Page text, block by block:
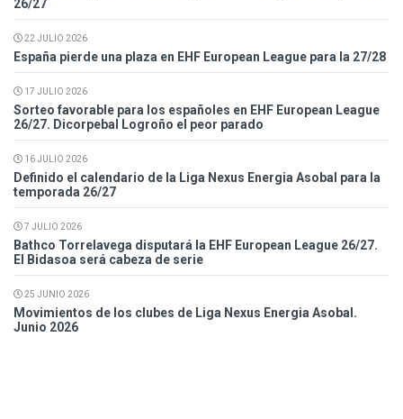
26/27
22 JULIO 2026
España pierde una plaza en EHF European League para la 27/28
17 JULIO 2026
Sorteo favorable para los españoles en EHF European League
26/27. Dicorpebal Logroño el peor parado
16 JULIO 2026
Definido el calendario de la Liga Nexus Energia Asobal para la
temporada 26/27
7 JULIO 2026
Bathco Torrelavega disputará la EHF European League 26/27.
El Bidasoa será cabeza de serie
25 JUNIO 2026
Movimientos de los clubes de Liga Nexus Energia Asobal.
Junio 2026